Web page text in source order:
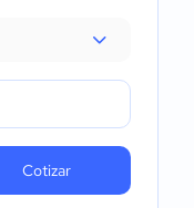
Cotizar